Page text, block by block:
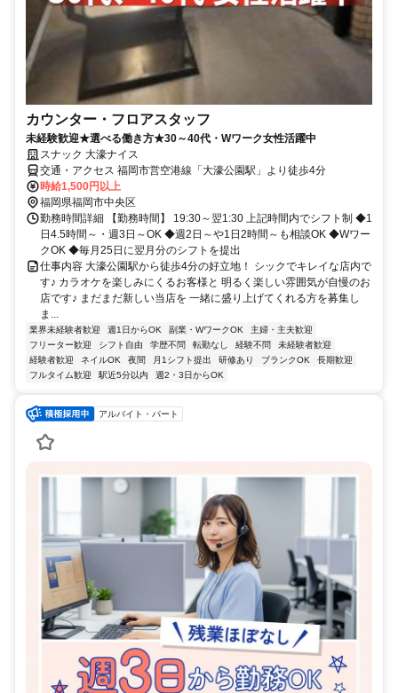
カウンター・フロアスタッフ
未経験歓迎★選べる働き方★30～40代・Wワーク女性活躍中
スナック 大濠ナイス
交通・アクセス 福岡市営空港線「大濠公園駅」より徒歩4分
時給1,500円以上
福岡県福岡市中央区
勤務時間詳細 【勤務時間】 19:30～翌1:30 上記時間内でシフト制 ◆1
日4.5時間～・週3日～OK ◆週2日～や1日2時間～も相談OK ◆Wワー
クOK ◆毎月25日に翌月分のシフトを提出
仕事内容 大濠公園駅から徒歩4分の好立地！ シックでキレイな店内で
す♪ カラオケを楽しみにくるお客様と 明るく楽しい雰囲気が自慢のお
店です♪ まだまだ新しい当店を 一緒に盛り上げてくれる方を募集し
ま...
業界未経験者歓迎 週1日からOK 副業・WワークOK
主婦・主夫歓迎
フリーター歓迎
シフト自由 学歴不問 転勤なし 経験不問
未経験者歓迎
経験者歓迎
ネイルOK 夜間 月1シフト提出 研修あり ブランクOK
長期歓迎
フルタイム歓迎
駅近5分以内 週2・3日からOK
アルバイト・パート